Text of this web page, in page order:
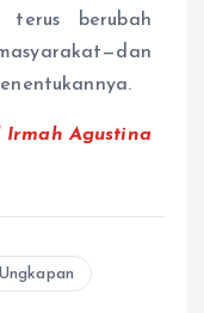
berubah
Irmah Agustina
Ungkapan